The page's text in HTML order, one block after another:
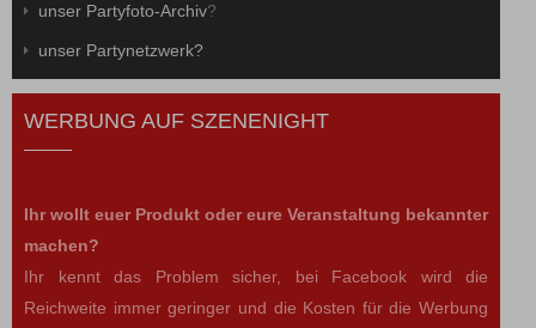
unser Partyfoto-Archiv?
unser Partynetzwerk?
WERBUNG AUF SZENENIGHT
Ihr wollt euer Produkt oder eure Veranstaltung bekannter
machen?
Ihr kennt das Problem sicher, bei Facebook wird die
Reichweite immer geringer und die Kosten für die Werbung